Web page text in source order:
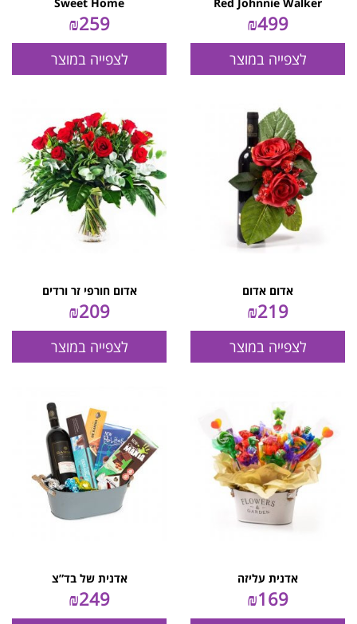
Red Johnnie Walker
₪499
לצפייה במוצר
Sweet Home
₪259
לצפייה במוצר
אדום אדום
₪219
לצפייה במוצר
אדום חורפי זר ורדים
₪209
לצפייה במוצר
אדנית עליזה
₪169
אדנית של בד”צ
₪249